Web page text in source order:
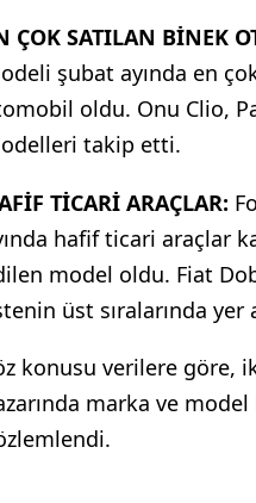
ÇOK SATILAN BİNEK
şubat ayında en
oldu. Onu Clio,
takip etti.
TİCARİ ARAÇLAR:
hafif ticari araçlar
model oldu. Fiat
üst sıralarında yer
konusu verilere göre,
marka ve